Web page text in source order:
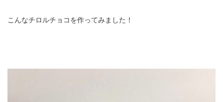
こんなチロルチョコを作ってみました！